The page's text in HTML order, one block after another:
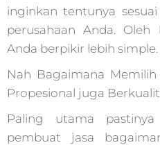
inginkan tentunya
perusahaan Anda.
Anda berpikir lebih simple.
Nah Bagaimana
Propesional juga
Paling utama
pembuat jasa